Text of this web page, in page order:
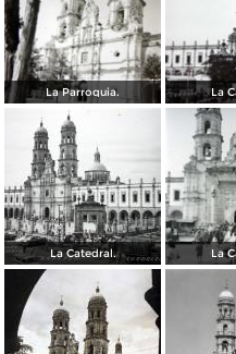
La Parroquia. La
La Catedral. La